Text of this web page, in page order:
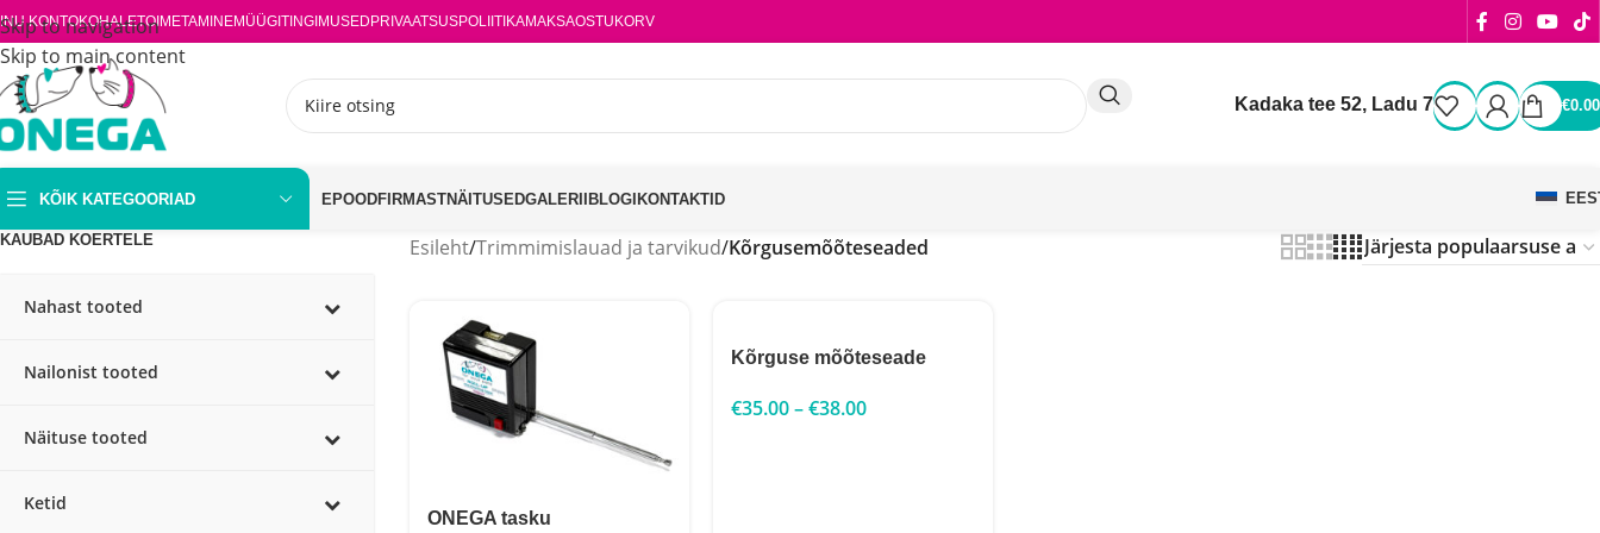
Skip to navigation
Skip to main content
KONTOKOHALETOIMETAMINEMÜÜGITINGIMUSED PRIVAATSUSPOLIITIKAMAKSAOSTUKORV
Kadaka tee 52, Ladu 7 €0.00
KÕIK KATEGOORIAD EPOODFIRMASTNÄITUSEDGALERIIBLOGIKONTAKTID
KAUBAD KOERTELE
Nahast tooted
Nailonist tooted
Näituse tooted
Ketid
Esileht/Trimmimislauad ja tarvikud/Kõrgusemõõteseaded
ONEGA tasku
Kõrguse mõõteseade
€35.00–€38.00